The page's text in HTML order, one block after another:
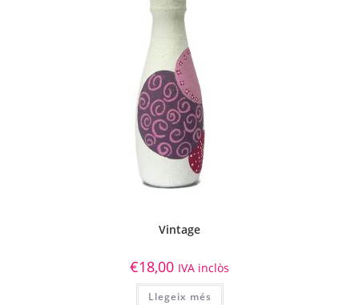
Vintage
€18,00 IVA inclòs
Llegeix més